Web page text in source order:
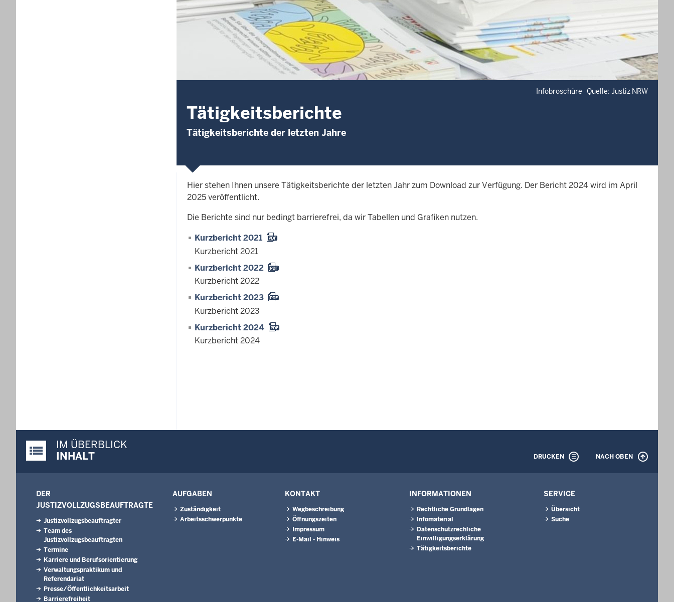
Infobroschüre Quelle: Justiz NRW
Tätigkeitsberichte
Tätigkeitsberichte der letzten Jahre
Hier stehen Ihnen unsere Tätigkeitsberichte der letzten Jahr zum Download zur Verfügung. Der Bericht 2024 wird im April
2025 veröffentlicht.
Die Berichte sind nur bedingt barrierefrei, da wir Tabellen und Grafiken nutzen.
Kurzbericht 2021
Kurzbericht 2021
Kurzbericht 2022
Kurzbericht 2022
Kurzbericht 2023
Kurzbericht 2023
Kurzbericht 2024
Kurzbericht 2024
Justiz-Portal im Überblick:
IM ÜBERBLICK
INHALT
DRUCKEN NACH OBEN
DER
JUSTIZVOLLZUGSBEAUFTRAGTE
Justizvollzugsbeauftragter
Team des
Justizvollzugsbeauftragten
Termine
Karriere und Berufsorientierung
Verwaltungspraktikum und
Referendariat
Presse/Öffentlichkeitsarbeit
Barrierefreiheit
AUFGABEN
Zuständigkeit
Arbeitsschwerpunkte
KONTAKT
Wegbeschreibung
Öffnungszeiten
Impressum
E-Mail - Hinweis
INFORMATIONEN
Rechtliche Grundlagen
Infomaterial
Datenschutzrechliche
Einwilligungserklärung
Tätigkeitsberichte
SERVICE
Übersicht
Suche